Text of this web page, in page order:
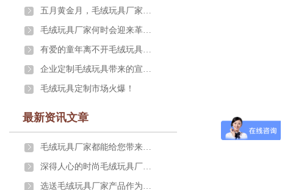
五月黄金月，毛绒玩具厂家一大超波萌玩具来袭
毛绒玩具厂家何时会迎来革新的艳阳天
有爱的童年离不开毛绒玩具定制陪伴
企业定制毛绒玩具带来的宣传效果究竟有多大
毛绒玩具定制市场火爆！
最新资讯文章
毛绒玩具厂家都能给您带来什么
深得人心的时尚毛绒玩具厂家礼品
选送毛绒玩具厂家产品作为礼物的意义与价值